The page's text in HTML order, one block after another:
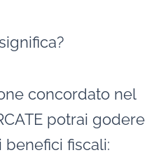
concordato nel
potrai godere
fiscali: